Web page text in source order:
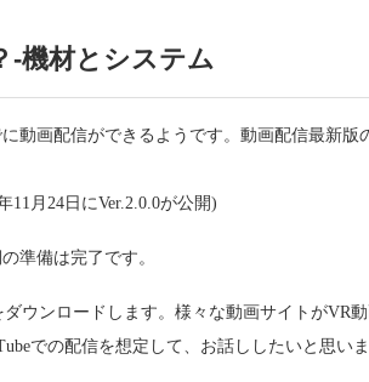
-機材とシステム
動画配信ができるようです。動画配信最新版
11月24日にVer.2.0.0が公開)
準備は完了です。
ウンロードします。様々な動画サイトがVR
での配信を想定して、お話ししたいと思いま